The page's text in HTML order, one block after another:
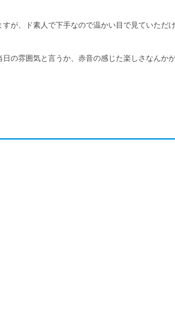
が、ド素人で下手なので温かい目で見ていただ
の雰囲気と言うか、赤音の感じた楽しさなんか